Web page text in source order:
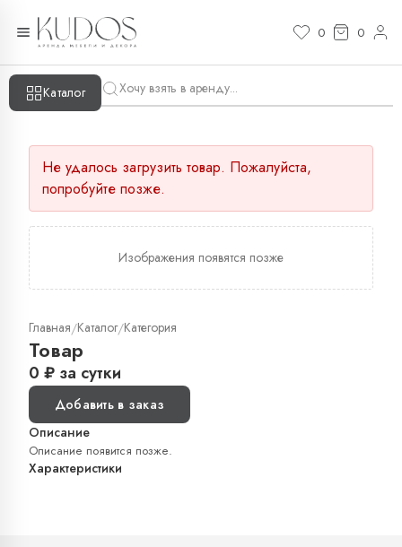
0 0
Каталог
Не удалось загрузить товар. Пожалуйста,
попробуйте позже.
Изображения появятся позже
Главная/Каталог/Категория
Товар
0 ₽ за сутки
Добавить в заказ
Описание
Описание появится позже.
Характеристики